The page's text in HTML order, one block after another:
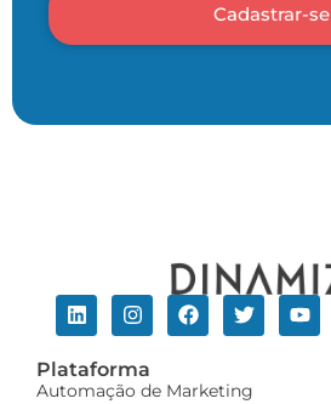
Cadastrar-se
Plataforma
Automação de Marketing